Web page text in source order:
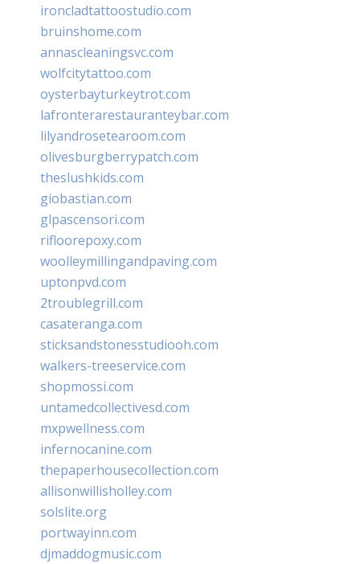
ironcladtattoostudio.com
bruinshome.com
annascleaningsvc.com
wolfcitytattoo.com
oysterbayturkeytrot.com
lafronterarestauranteybar.com
lilyandrosetearoom.com
olivesburgberrypatch.com
theslushkids.com
giobastian.com
glpascensori.com
rifloorepoxy.com
woolleymillingandpaving.com
uptonpvd.com
2troublegrill.com
casateranga.com
sticksandstonesstudiooh.com
walkers-treeservice.com
shopmossi.com
untamedcollectivesd.com
mxpwellness.com
infernocanine.com
thepaperhousecollection.com
allisonwillisholley.com
solslite.org
portwayinn.com
djmaddogmusic.com